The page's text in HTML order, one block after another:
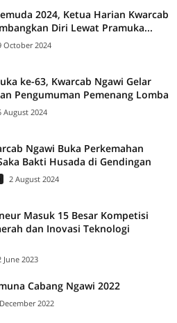
2024, Ketua Harian Kwarcab
Diri Lewat Pramuka...
October 2024
ke-63, Kwarcab Ngawi Gelar
Pengumuman Pemenang Lomba
August 2024
Ngawi Buka Perkemahan
Bakti Husada di Gendingan
2 August 2024
Masuk 15 Besar Kompetisi
dan Inovasi Teknologi
June 2023
Cabang Ngawi 2022
2022